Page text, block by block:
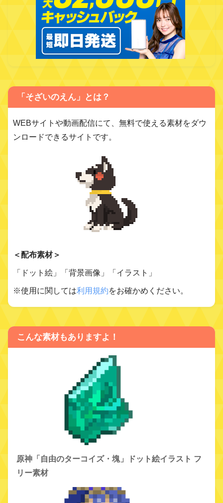
「そざいのえん」とは？
WEBサイトや動画配信にて、無料で使える素材をダウ
ンロードできるサイトです。
＜配布素材＞
「ドット絵」「背景画像」「イラスト」
※使用に関しては利用規約をお確かめください。
こんな素材もありますよ！
原神「自由のターコイズ・塊」ドット絵イラスト フ
リー素材